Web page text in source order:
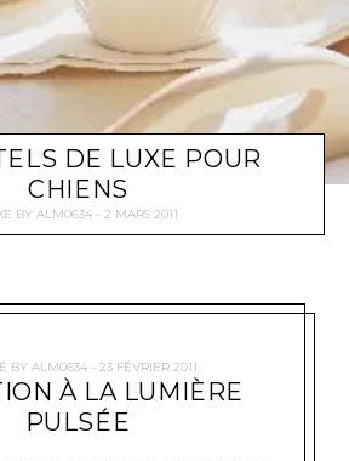
DE LUXE POUR
CHIENS
BY ALM0634 2 MARS 2011
BY ALM0634 23 FÉVRIER 2011
À LA LUMIÈRE
PULSÉE